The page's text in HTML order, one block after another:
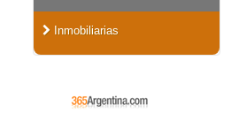
Inmobiliarias